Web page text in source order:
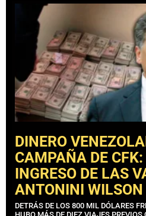
DINERO
CAMPAÑA DE
INGRESO DE LAS
ANTONINI WILSON
DETRÁS DE LOS 800 MIL DÓLARES